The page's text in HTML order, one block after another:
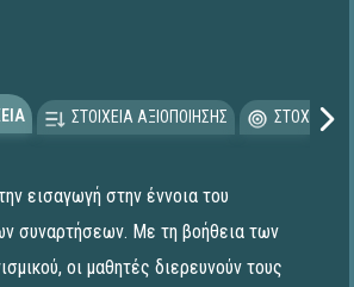
ΣΤΟΙΧΕΙΑ ΑΞΙΟΠΟΙΗΣΗΣ
εισαγωγή στην έννοια του
συναρτήσεων. Με τη βοήθεια των
οι μαθητές διερευνούν τους